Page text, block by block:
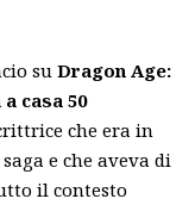
su Dragon Age:
casa 50
che era in
e che aveva di
il contesto